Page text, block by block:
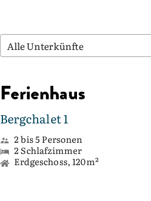
Alle Unterkünfte
Ferienhaus
Bergchalet 1
2 bis 5 Personen
2 Schlafzimmer
Erdgeschoss, 120m²